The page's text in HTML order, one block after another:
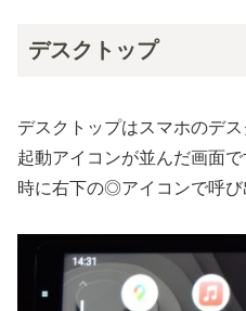
デスクトップ
デスクトップはスマホのデ
起動アイコンが並んだ画面
時に右下の◎アイコンで呼び